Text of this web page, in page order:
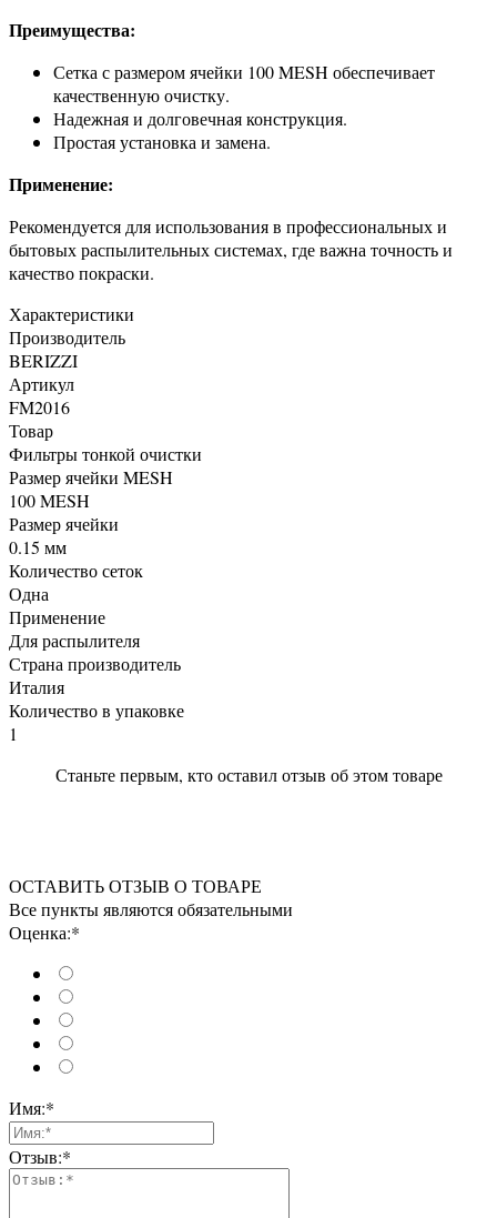
Преимущества:
Сетка с размером ячейки 100 MESH обеспечивает
качественную очистку.
Надежная и долговечная конструкция.
Простая установка и замена.
Применение:
Рекомендуется для использования в профессиональных и
бытовых распылительных системах, где важна точность и
качество покраски.
Характеристики
Производитель
BERIZZI
Артикул
FM2016
Товар
Фильтры тонкой очистки
Размер ячейки MESH
100 MESH
Размер ячейки
0.15 мм
Количество сеток
Одна
Применение
Для распылителя
Страна производитель
Италия
Количество в упаковке
1
Станьте первым, кто оставил отзыв об этом товаре
ОСТАВИТЬ ОТЗЫВ О ТОВАРЕ
Все пункты являются обязательными
Оценка:*
Имя:*
Отзыв:*